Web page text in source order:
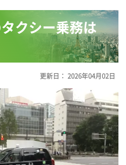
クシー乗務は
更新日： 2026年04月02日